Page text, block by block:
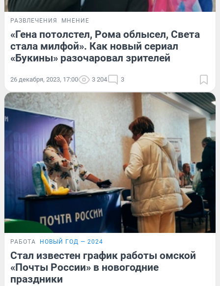
РАЗВЛЕЧЕНИЯ МНЕНИЕ
«Гена потолстел, Рома облысел, Света
стала милфой». Как новый сериал
«Букины» разочаровал зрителей
26 декабря, 2023, 17:00 3 204 3
РАБОТА НОВЫЙ ГОД — 2024
Стал известен график работы омской
«Почты России» в новогодние
праздники